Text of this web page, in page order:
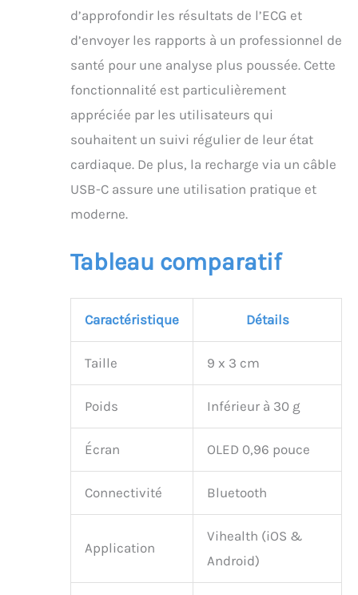
d’approfondir les résultats de l’ECG et
d’envoyer les rapports à un professionnel de
santé pour une analyse plus poussée. Cette
fonctionnalité est particulièrement
appréciée par les utilisateurs qui
souhaitent un suivi régulier de leur état
cardiaque. De plus, la recharge via un câble
USB-C assure une utilisation pratique et
moderne.
Tableau comparatif
Caractéristique Détails
Taille 9 x 3 cm
Poids Inférieur à 30 g
Écran OLED 0,96 pouce
Connectivité Bluetooth
Application
Vihealth (iOS &
Android)